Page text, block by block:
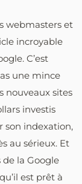
webmasters et
incroyable
C’est
une mince
nouveaux sites
investis
son indexation,
au sérieux. Et
de la Google
est prêt à